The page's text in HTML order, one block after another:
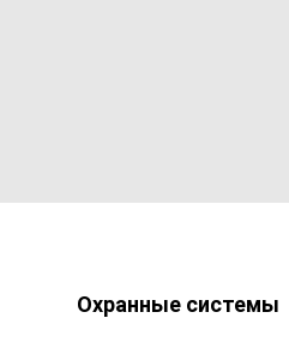
Охранные системы